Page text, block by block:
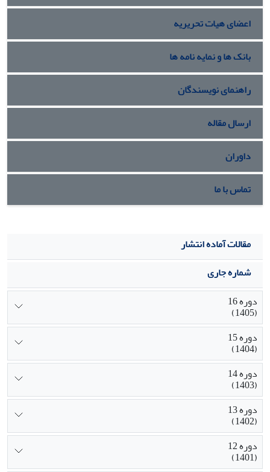
اعضای هیات تحریریه
بانک ها و نمایه نامه ها
راهنمای نویسندگان
ارسال مقاله
داوران
تماس با ما
مقالات آماده انتشار
شماره جاری
دوره 16
(1405)
دوره 15
(1404)
دوره 14
(1403)
دوره 13
(1402)
دوره 12
(1401)